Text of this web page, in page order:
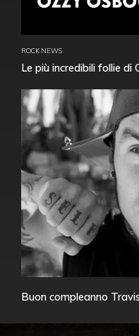
ROCK NEWS
Le più incredibili follie di
Buon compleanno